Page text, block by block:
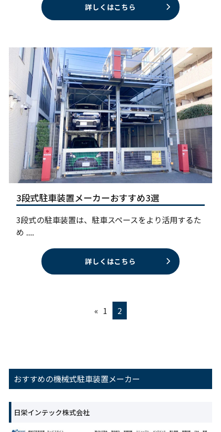
詳しくはこちら
3段式駐車装置メーカーおすすめ3選
3段式の駐車装置は、駐車スペースをより活用するた
め ....
詳しくはこちら
« 1 2
おすすめの機械式駐車装置メーカー
日栄インテック株式会社